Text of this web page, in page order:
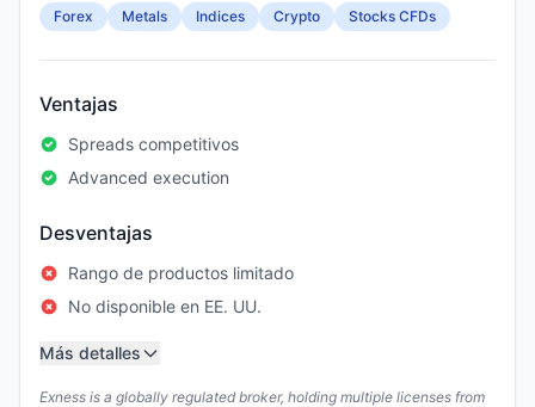
Forex Metals Indices Crypto Stocks CFDs
Ventajas
Spreads competitivos
Advanced execution
Desventajas
Rango de productos limitado
No disponible en EE. UU.
Más detalles
Exness is a globally regulated broker, holding multiple licenses from